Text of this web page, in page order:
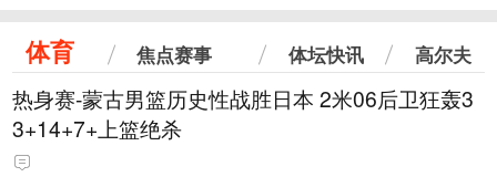
体育 焦点赛事 体坛快讯 高尔夫
热身赛-蒙古男篮历史性战胜日本 2米06后卫狂轰3
3+14+7+上篮绝杀